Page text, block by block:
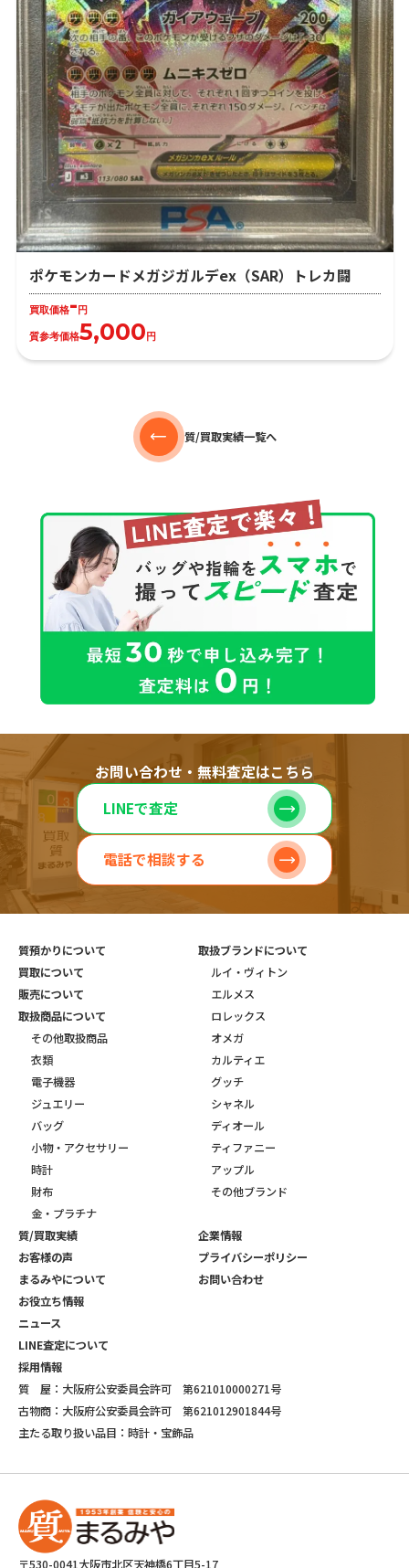
ポケモンカードメガジガルデex（SAR）トレカ闘
買取価格- 円
質参考価格5,000 円
質/買取実績一覧へ
お問い合わせ・無料査定はこちら
LINEで査定
電話で相談する
質預かりについて
買取について
販売について
取扱商品について
その他取扱商品
衣類
電子機器
ジュエリー
バッグ
小物・アクセサリー
時計
財布
金・プラチナ
取扱ブランドについて
ルイ・ヴィトン
エルメス
ロレックス
オメガ
カルティエ
グッチ
シャネル
ディオール
ティファニー
アップル
その他ブランド
質/買取実績
お客様の声
まるみやについて
お役立ち情報
ニュース
LINE査定について
採用情報
企業情報
プライバシーポリシー
お問い合わせ
質 屋：大阪府公安委員会許可 第621010000271号
古物商：大阪府公安委員会許可 第621012901844号
主たる取り扱い品目：時計・宝飾品
〒530-0041大阪市北区天神橋6丁目5-17